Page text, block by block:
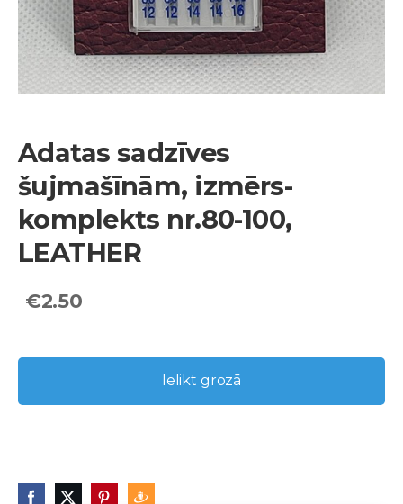
Adatas sadzīves
šujmašīnām, izmērs-
komplekts nr.80-100,
LEATHER
€2.50
Ielikt grozā